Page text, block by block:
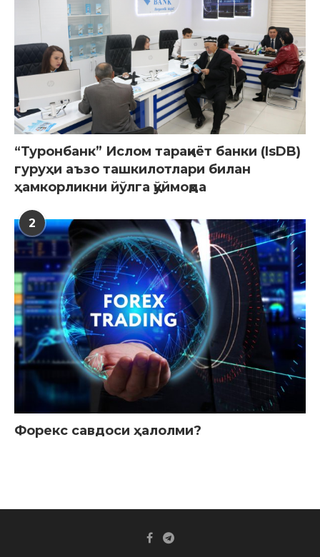
“Туронбанк” Ислом тараққиёт банки (IsDB)
гуруҳи аъзо ташкилотлари билан
ҳамкорликни йўлга қўймоқда
2
Форекс савдоси ҳалолми?